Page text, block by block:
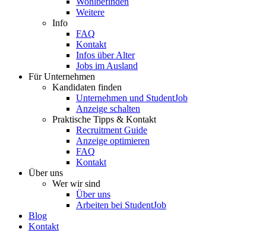
Weitere
Info
FAQ
Kontakt
Infos über Alter
Jobs im Ausland
Für Unternehmen
Kandidaten finden
Unternehmen und StudentJob
Anzeige schalten
Praktische Tipps & Kontakt
Recruitment Guide
Anzeige optimieren
FAQ
Kontakt
Über uns
Wer wir sind
Über uns
Arbeiten bei StudentJob
Blog
Kontakt